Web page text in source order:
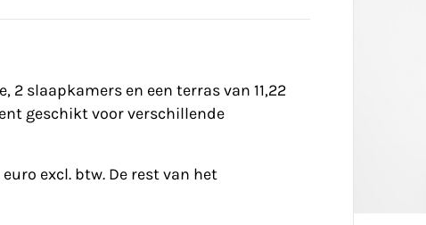
slaapkamers en een terras van 11,22
geschikt voor verschillende
excl. btw. De rest van het